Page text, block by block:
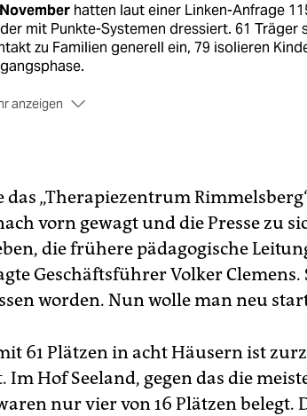
hatten laut einer Linken-Anfrage
mit Punkte-Systemen dressiert. 61 Träger
zu Familien generell ein, 79 isolieren
anzeigen
das „Therapiezentrum
vorn gewagt und die Presse zu
die frühere pädagogische
Geschäftsführer Volker
worden. Nun wolle man neu
61 Plätzen in acht Häusern ist
Im Hof Seeland, gegen das die
nur vier von 16 Plätzen belegt.